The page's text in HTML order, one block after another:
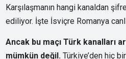
Karşılaşmanın hangi kanaldan
ediliyor. İşte İsviçre Romanya
Ancak bu maçı Türk kanalları
mümkün değil. Türkiye’den hiç